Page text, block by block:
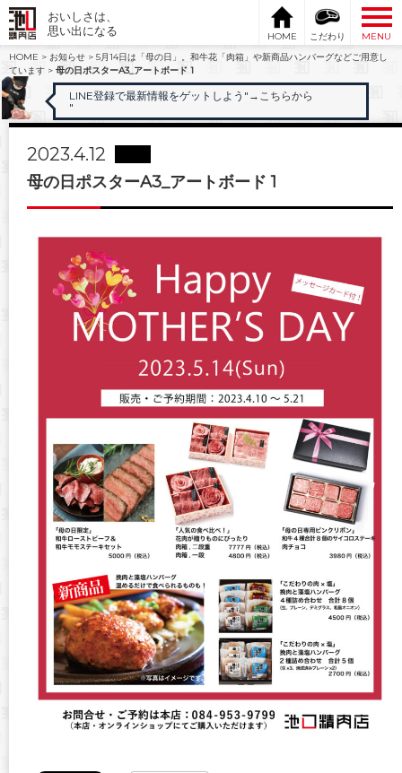
おいしさは、
思い出になる
HOME こだわり
MENU
HOME > お知らせ > 5月14日は「母の日」。和牛花「肉箱」や新商品ハンバーグなどご用意し
ています > 母の日ポスターA3_アートボード 1
LINE登録で最新情報をゲットしよう" →こちらから
"
2023.4.12
母の日ポスターA3_アートボード 1